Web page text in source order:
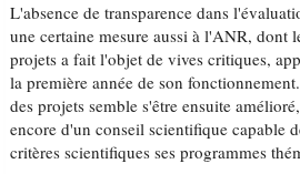
L'absence de transparence dans
une certaine mesure aussi à l'ANR, dont
projets a fait l'objet de vives critiques,
la première année de son
des projets semble s'être ensuite
encore d'un conseil scientifique capable
critères scientifiques ses programmes